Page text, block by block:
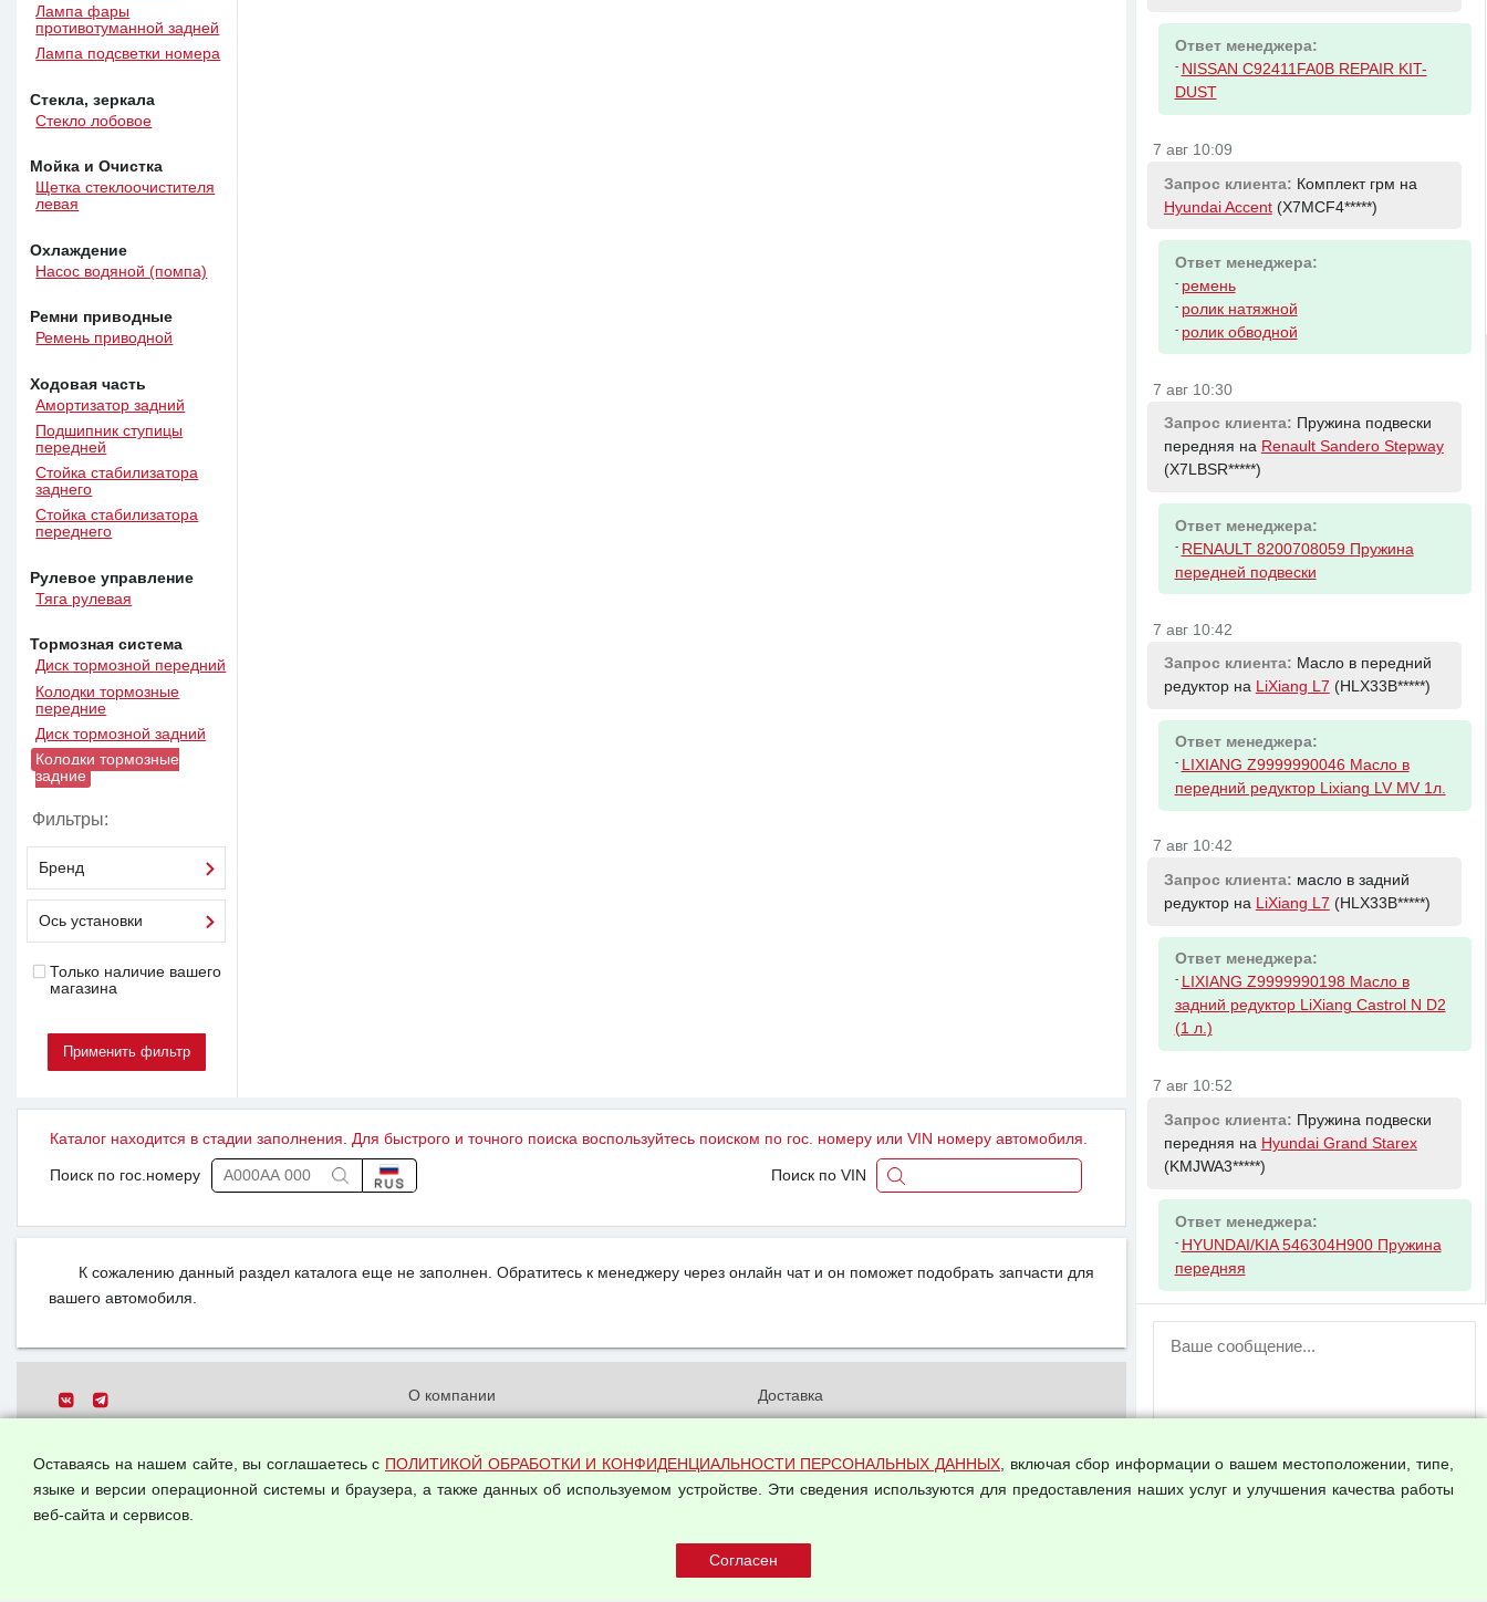
Лампа фары
противотуманной задней
Лампа подсветки номера
Стекла, зеркала
Стекло лобовое
Мойка и Очистка
Щетка стеклоочистителя
левая
Охлаждение
Насос водяной (помпа)
Ремни приводные
Ремень приводной
Ходовая часть
Амортизатор задний
Подшипник ступицы
передней
Стойка стабилизатора
заднего
Стойка стабилизатора
переднего
Рулевое управление
Тяга рулевая
Тормозная система
Диск тормозной передний
Колодки тормозные
передние
Диск тормозной задний
Колодки тормозные
задние
Фильтры:
Бренд
Ось установки
Только наличие вашего
магазина
Каталог находится в стадии заполнения. Для быстрого и точного поиска воспользуйтесь поиском по гос. номеру или VIN номеру автомобиля.
Поиск по гос.номеру Поиск по VIN
К сожалению данный раздел каталога еще не заполнен. Обратитесь к менеджеру через онлайн чат и он поможет подобрать запчасти для
вашего автомобиля.
Все права защищены.
О компании
данных
Доставка
Оплата и возвраты
Арендодателям
Оставаясь на нашем сайте, вы соглашаетесь с ПОЛИТИКОЙ ОБРАБОТКИ И КОНФИДЕНЦИАЛЬНОСТИ ПЕРСОНАЛЬНЫХ ДАННЫХ, включая сбор информации о вашем местоположении, типе,
языке и версии операционной системы и браузера, а также данных об используемом устройстве. Эти сведения используются для предоставления наших услуг и улучшения качества работы
веб-сайта и сервисов.
Ответ менеджера:
- NISSAN C92411FA0B REPAIR KIT-
DUST
7 авг 10:09
Запрос клиента: Комплект грм на
Hyundai Accent(X7MCF4*****)
Ответ менеджера:
- ремень
- ролик натяжной
- ролик обводной
7 авг 10:30
Запрос клиента: Пружина подвески
передняя на Renault Sandero Stepway
(X7LBSR*****)
Ответ менеджера:
- RENAULT 8200708059 Пружина
передней подвески
7 авг 10:42
Запрос клиента: Масло в передний
редуктор на LiXiang L7 (HLX33B*****)
Ответ менеджера:
- LIXIANG Z9999990046 Масло в
передний редуктор Lixiang LV MV 1л.
7 авг 10:42
Запрос клиента: масло в задний
редуктор на LiXiang L7 (HLX33B*****)
Ответ менеджера:
- LIXIANG Z9999990198 Масло в
задний редуктор LiXiang Castrol N D2
(1 л.)
7 авг 10:52
Запрос клиента: Пружина подвески
передняя на Hyundai Grand Starex
(KMJWA3*****)
Ответ менеджера:
- HYUNDAI/KIA 546304H900 Пружина
передняя
ВНИМАНИЕ!
пользователей временно отключена!
аккаунт.